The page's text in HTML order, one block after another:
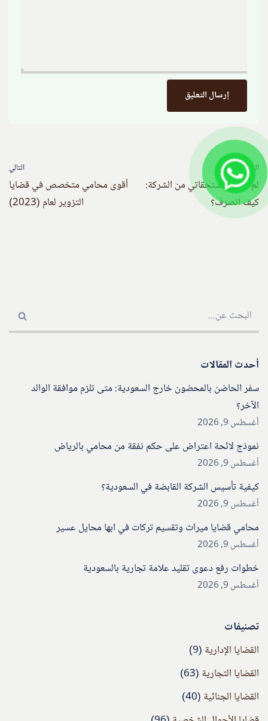
السابق
لم استلم مستحقاتي من الشركة:
كيف اتصرف؟
التالي
أقوى محامي متخصص في قضايا
التزوير لعام (2023)
أحدث المقالات
سفر الحاضن بالمحضون خارج السعودية: متى تلزم موافقة الوالد
الآخر؟
أغسطس 9, 2026
نموذج لائحة اعتراض على حكم نفقة من محامي بالرياض
أغسطس 9, 2026
كيفية تأسيس الشركة القابضة في السعودية؟
أغسطس 9, 2026
محامي قضايا ميراث وتقسيم تركات في ابها محايل عسير
أغسطس 9, 2026
خطوات رفع دعوى تقليد علامة تجارية بالسعودية
أغسطس 9, 2026
تصنيفات
القضايا الإدارية (9)
القضايا التجارية (63)
القضايا الجنائية (40)